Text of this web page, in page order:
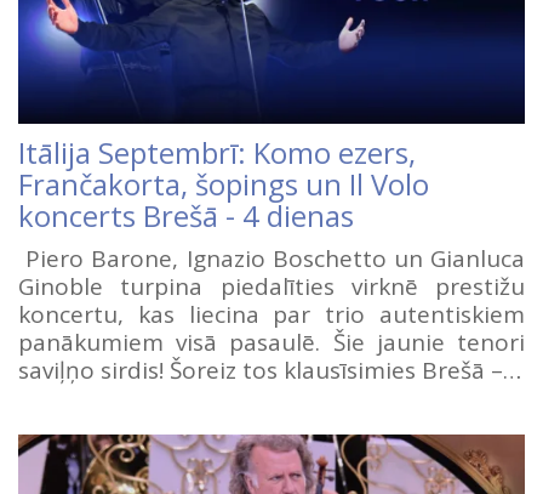
Itālija Septembrī: Komo ezers,
Frančakorta, šopings un Il Volo
koncerts Brešā - 4 dienas
Piero Barone, Ignazio Boschetto un Gianluca
Ginoble turpina piedalīties virknē prestižu
koncertu, kas liecina par trio autentiskiem
panākumiem visā pasaulē. Šie jaunie tenori
saviļņo sirdis! Šoreiz tos klausīsimies Brešā –…